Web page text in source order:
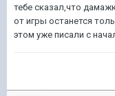
тебе сказал,что
от игры останется
этом уже писали с